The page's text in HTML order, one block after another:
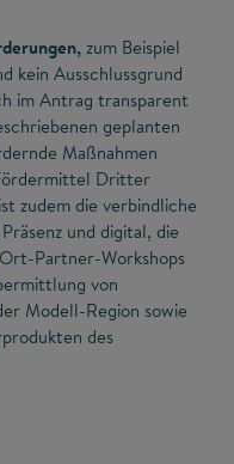
zum Beispiel
kein Ausschlussgrund
im Antrag transparent
geplanten
Maßnahmen
Dritter
zudem die verbindliche
und digital, die
Partner-Workshops
von
Modell-Region sowie
des